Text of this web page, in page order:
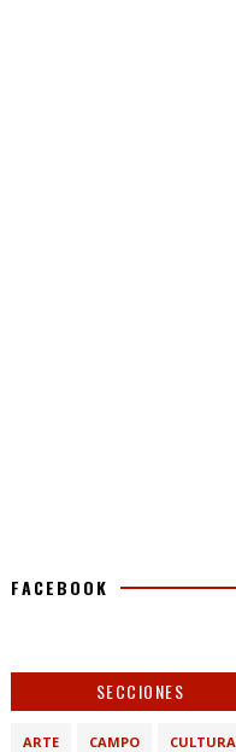
FACEBOOK
SECCIONES
ARTE CAMPO CULTURA